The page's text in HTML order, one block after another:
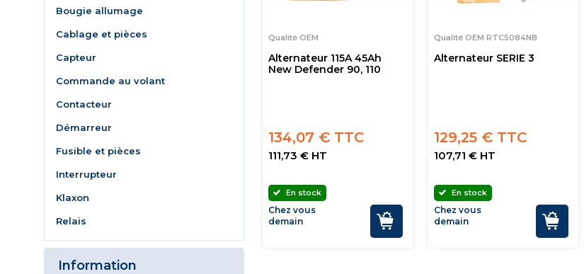
Bougie allumage
Cablage et pièces
Capteur
Commande au volant
Contacteur
Démarreur
Fusible et pièces
Interrupteur
Klaxon
Relais
Information
Qualité OEM
Alternateur 115A 45Ah
New Defender 90, 110
134,07 € TTC
111,73 € HT
En stock
Chez vous
demain
Qualité OEM RTC5084NB
Alternateur SERIE 3
129,25 € TTC
107,71 € HT
En stock
Chez vous
demain